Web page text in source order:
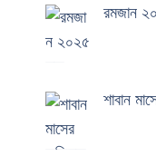
রমজান
শাবান